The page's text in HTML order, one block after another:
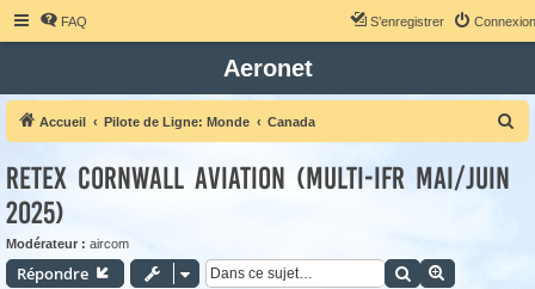
FAQ Connexion
S’enregistrer
Aeronet
Accueil Pilote de Ligne: Monde Canada
Retex Cornwall Aviation (Multi-IFR Mai/Juin
2025)
Modérateur : aircom
Répondre Rechercher